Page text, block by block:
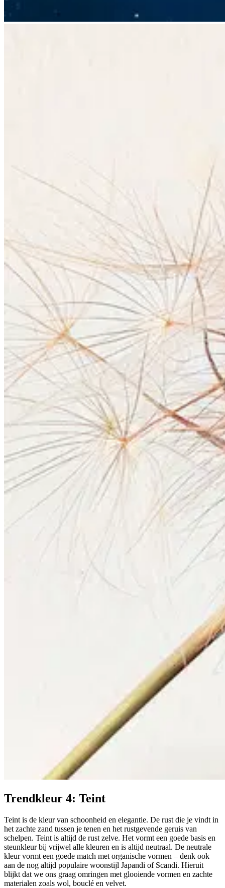
Trendkleur 4: Teint
Teint is de kleur van schoonheid en elegantie. De rust die je vindt in
het zachte zand tussen je tenen en het rustgevende geruis van
schelpen. Teint is altijd de rust zelve. Het vormt een goede basis en
steunkleur bij vrijwel alle kleuren en is altijd neutraal. De neutrale
kleur vormt een goede match met organische vormen – denk ook
aan de nog altijd populaire woonstijl Japandi of Scandi. Hieruit
blijkt dat we ons graag omringen met glooiende vormen en zachte
materialen zoals wol, bouclé en velvet.